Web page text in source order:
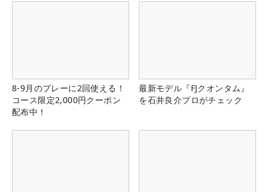
8-9月のプレーに2回使える！
コース限定2,000円クーポン
配布中！
最新モデル『FJクオンタム』
を石井良介プロがチェック